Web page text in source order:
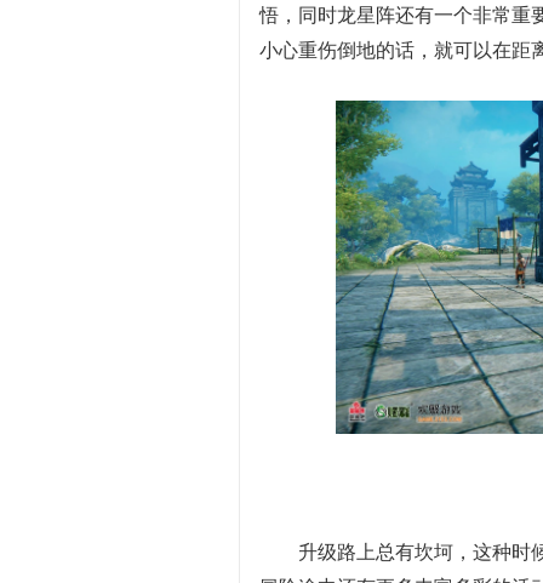
悟，同时龙星阵还有一个非常
小心重伤倒地的话，就可以在距
升级路上总有坎坷，这种时